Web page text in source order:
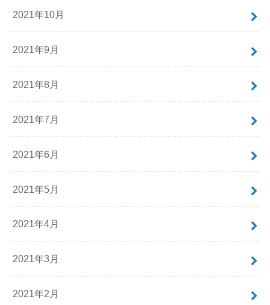
2021年10月
2021年9月
2021年8月
2021年7月
2021年6月
2021年5月
2021年4月
2021年3月
2021年2月